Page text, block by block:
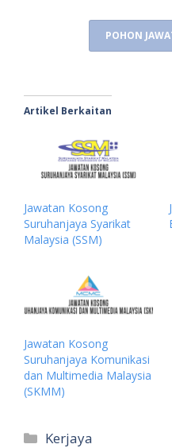
POHON
Artikel Berkaitan
Jawatan Kosong
Suruhanjaya Syarikat
Malaysia (SSM)
Jawatan Kosong
Suruhanjaya Komunikasi
dan Multimedia Malaysia
(SKMM)
Categories
Kerjaya